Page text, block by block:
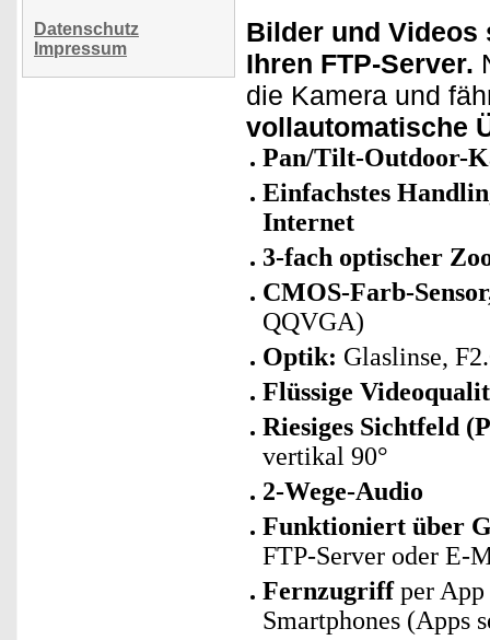
Datenschutz
Impressum
Bilder und Videos
Ihren FTP-Server.
die Kamera und
vollautomatische
Pan/Tilt-Outdoor-
Einfachstes
Internet
3-fach optischer
CMOS-Farb-
QQVGA)
Optik: Glaslinse,
Flüssige
Riesiges Sichtfeld
vertikal 90°
2-Wege-Audio
Funktioniert über
FTP-Server oder E-
Fernzugriffper
Smartphones (Apps